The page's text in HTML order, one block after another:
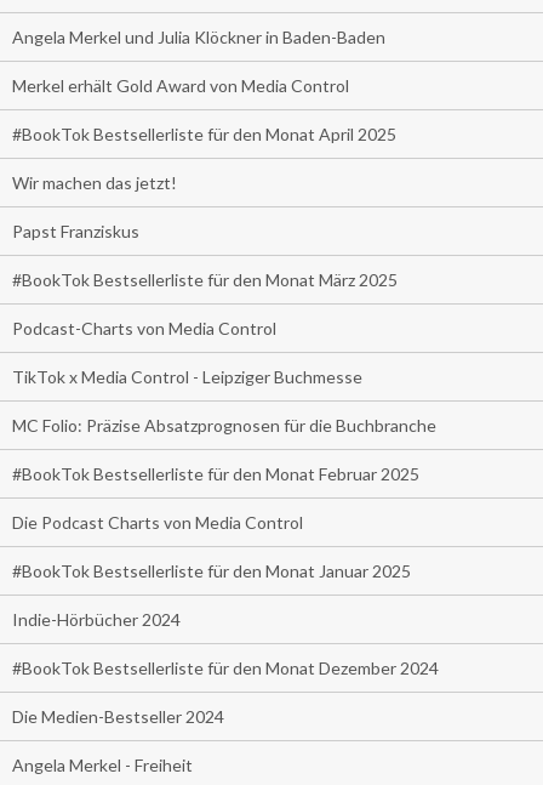
Angela Merkel und Julia Klöckner in Baden-Baden
Merkel erhält Gold Award von Media Control
#BookTok Bestsellerliste für den Monat April 2025
Wir machen das jetzt!
Papst Franziskus
#BookTok Bestsellerliste für den Monat März 2025
Podcast-Charts von Media Control
TikTok x Media Control - Leipziger Buchmesse
MC Folio: Präzise Absatzprognosen für die Buchbranche
#BookTok Bestsellerliste für den Monat Februar 2025
Die Podcast Charts von Media Control
#BookTok Bestsellerliste für den Monat Januar 2025
Indie-Hörbücher 2024
#BookTok Bestsellerliste für den Monat Dezember 2024
Die Medien-Bestseller 2024
Angela Merkel - Freiheit